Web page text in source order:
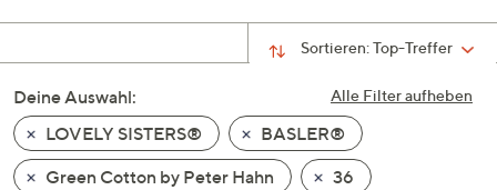
nach
und
nach
unten
oder
wischen
Sortieren:Top-Treffer
Alle Filter aufheben
Deine Auswahl:
LOVELY SISTERS®
BASLER®
Green Cotton by Peter Hahn
36